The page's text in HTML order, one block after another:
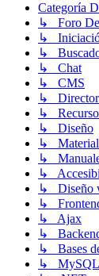
Categoría
↳ Foro
↳
↳
↳ Chat
↳ CMS
↳
↳
↳ Diseño
↳ Material
↳
↳
↳ Diseño
↳
↳ Ajax
↳
↳ Bases
↳ MySQL